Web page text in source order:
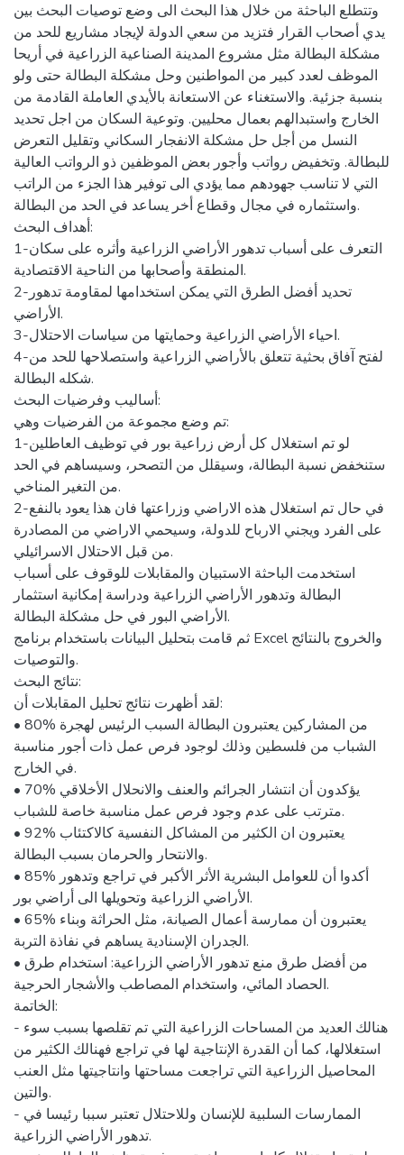
وتتطلع الباحثة من خلال هذا البحث الى وضع توصيات البحث بين
يدي أصحاب القرار فتزيد من سعي الدولة لإيجاد مشاريع للحد من
مشكلة البطالة مثل مشروع المدينة الصناعية الزراعية في أريحا
الموظف لعدد كبير من المواطنين وحل مشكلة البطالة حتى ولو
بنسبة جزئية. والاستغناء عن الاستعانة بالأيدي العاملة القادمة من
الخارج واستبدالهم بعمال محليين. وتوعية السكان من اجل تحديد
النسل من أجل حل مشكلة الانفجار السكاني وتقليل التعرض
للبطالة. وتخفيض رواتب وأجور بعض الموظفين ذو الرواتب العالية
التي لا تناسب جهودهم مما يؤدي الى توفير هذا الجزء من الراتب
واستثماره في مجال وقطاع أخر يساعد في الحد من البطالة.
أهداف البحث:
1-التعرف على أسباب تدهور الأراضي الزراعية وأثره على سكان
المنطقة وأصحابها من الناحية الاقتصادية.
2-تحديد أفضل الطرق التي يمكن استخدامها لمقاومة تدهور
الأراضي.
3-احياء الأراضي الزراعية وحمايتها من سياسات الاحتلال.
4-لفتح آفاق بحثية تتعلق بالأراضي الزراعية واستصلاحها للحد من
شكله البطالة.
أساليب وفرضيات البحث:
تم وضع مجموعة من الفرضيات وهي:
1-لو تم استغلال كل أرض زراعية بور في توظيف العاطلين
ستنخفض نسبة البطالة، وسيقلل من التصحر، وسيساهم في الحد
من التغير المناخي.
2-في حال تم استغلال هذه الاراضي وزراعتها فان هذا يعود بالنفع
على الفرد ويجني الارباح للدولة، وسيحمي الاراضي من المصادرة
من قبل الاحتلال الاسرائيلي.
استخدمت الباحثة الاستبيان والمقابلات للوقوف على أسباب
البطالة وتدهور الأراضي الزراعية ودراسة إمكانية استثمار
الأراضي البور في حل مشكلة البطالة.
ثم قامت بتحليل البيانات باستخدام برنامج Excel والخروج بالنتائج
والتوصيات.
نتائج البحث:
لقد أظهرت نتائج تحليل المقابلات أن:
• 80% من المشاركين يعتبرون البطالة السبب الرئيس لهجرة
الشباب من فلسطين وذلك لوجود فرص عمل ذات أجور مناسبة
في الخارج.
• 70% يؤكدون أن انتشار الجرائم والعنف والانحلال الأخلاقي
مترتب على عدم وجود فرص عمل مناسبة خاصة للشباب.
• 92% يعتبرون ان الكثير من المشاكل النفسية كالاكتئاب
والانتحار والحرمان بسبب البطالة.
• 85% أكدوا أن للعوامل البشرية الأثر الأكبر في تراجع وتدهور
الأراضي الزراعية وتحويلها الى أراضي بور.
• 65% يعتبرون أن ممارسة أعمال الصيانة، مثل الحراثة وبناء
الجدران الإسنادية يساهم في نفاذة التربة.
• من أفضل طرق منع تدهور الأراضي الزراعية: استخدام طرق
الحصاد المائي، واستخدام المصاطب والأشجار الحرجية.
الخاتمة:
- هنالك العديد من المساحات الزراعية التي تم تقلصها بسبب سوء
استغلالها، كما أن القدرة الإنتاجية لها في تراجع فهنالك الكثير من
المحاصيل الزراعية التي تراجعت مساحتها وانتاجيتها مثل العنب
والتين.
- الممارسات السلبية للإنسان وللاحتلال تعتبر سببا رئيسا في
تدهور الأراضي الزراعية.